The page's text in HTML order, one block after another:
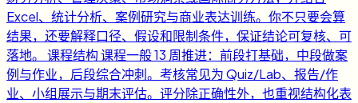
Excel、统计分析、案例研究与商业表达训练。你不只要会算
结果，还要解释口径、假设和限制条件，保证结论可复核、可
落地。 课程结构 课程一般 13 周推进：前段打基础，中段做案
例与作业，后段综合冲刺。考核常见为 Quiz/Lab、报告/作
业、小组展示与期末评估。评分除正确性外，也重视结构化表